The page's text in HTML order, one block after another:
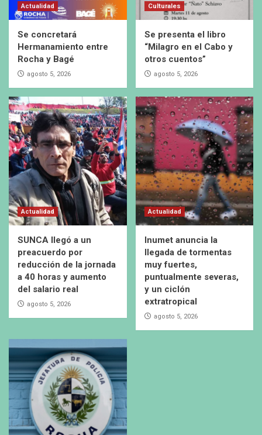
Actualidad
Se concretará
Hermanamiento entre
Rocha y Bagé
agosto 5, 2026
Culturales
Se presenta el libro
“Milagro en el Cabo y
otros cuentos”
agosto 5, 2026
Actualidad
SUNCA llegó a un
preacuerdo por
reducción de la jornada
a 40 horas y aumento
del salario real
agosto 5, 2026
Actualidad
Inumet anuncia la
llegada de tormentas
muy fuertes,
puntualmente severas,
y un ciclón
extratropical
agosto 5, 2026